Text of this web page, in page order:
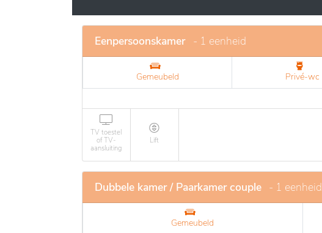
Eenpersoonskamer - 1 eenheid
Gemeubeld Privé-wc
TV toestel
of TV-
aansluiting
Lift
Dubbele kamer / Paarkamer couple - 1 eenheid
Gemeubeld